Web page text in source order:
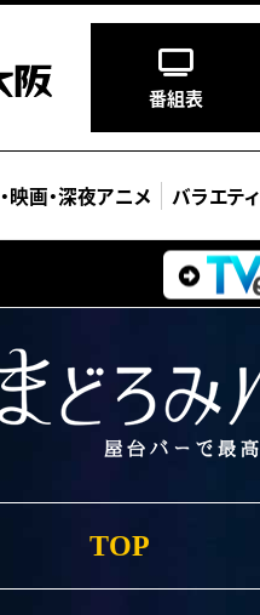
番組表
・映画・深夜アニメ バラエティ
TOP